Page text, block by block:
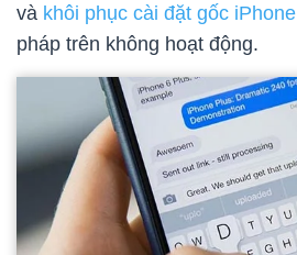
và khôi phục cài đặt gốc iPhone
pháp trên không hoạt động.